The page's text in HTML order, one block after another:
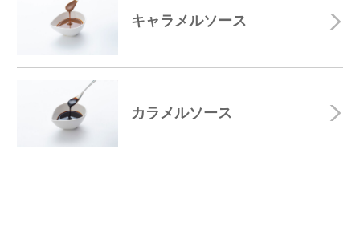
キャラメルソース
カラメルソース